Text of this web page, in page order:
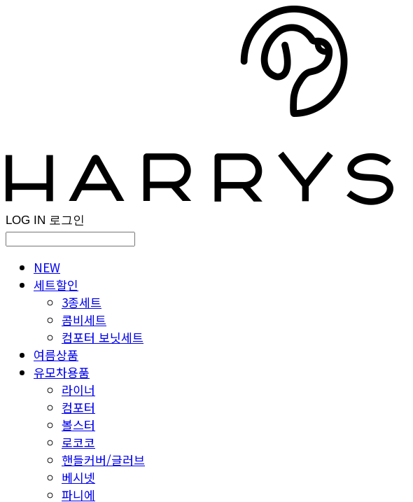
LOG IN 로그인
NEW
세트할인
3종세트
콤비세트
컴포터 보닛세트
여름상품
유모차용품
라이너
컴포터
볼스터
로코코
핸들커버/글러브
베시넷
파니에